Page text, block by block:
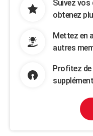
Suivez
obtenez
Mettez en
autres
Profitez